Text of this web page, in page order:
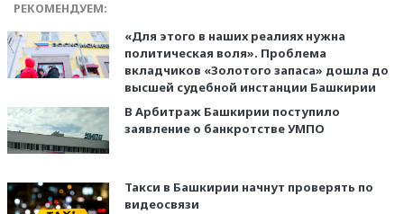
РЕКОМЕНДУЕМ:
«Для этого в наших реалиях нужна
политическая воля». Проблема
вкладчиков «Золотого запаса» дошла до
высшей судебной инстанции Башкирии
В Арбитраж Башкирии поступило
заявление о банкротстве УМПО
Такси в Башкирии начнут проверять по
видеосвязи